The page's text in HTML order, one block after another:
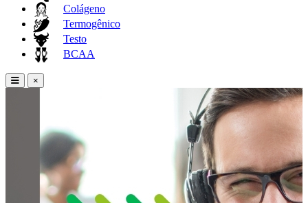
Colágeno
Termogênico
Testo
BCAA
×